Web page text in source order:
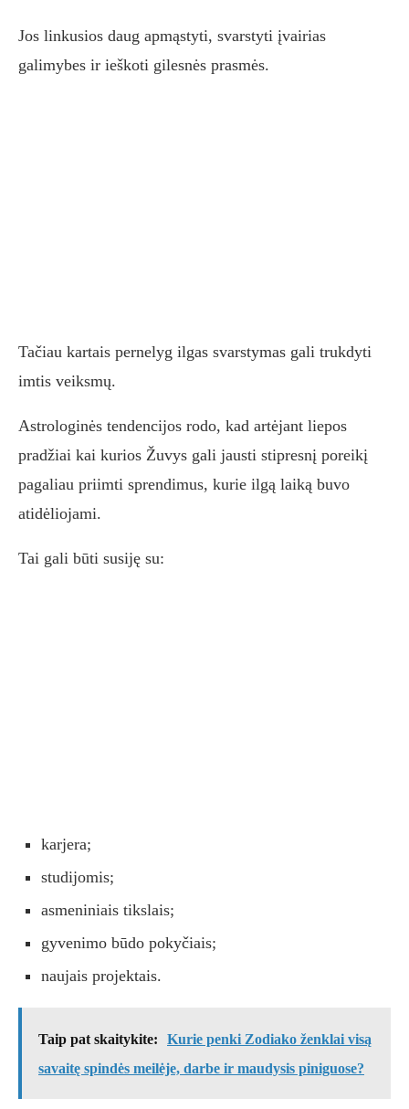
Jos linkusios daug apmąstyti, svarstyti įvairias
galimybes ir ieškoti gilesnės prasmės.
Tačiau kartais pernelyg ilgas svarstymas gali trukdyti
imtis veiksmų.
Astrologinės tendencijos rodo, kad artėjant liepos
pradžiai kai kurios Žuvys gali jausti stipresnį poreikį
pagaliau priimti sprendimus, kurie ilgą laiką buvo
atidėliojami.
Tai gali būti susiję su:
karjera;
studijomis;
asmeniniais tikslais;
gyvenimo būdo pokyčiais;
naujais projektais.
Taip pat skaitykite:
Kurie penki Zodiako ženklai visą
savaitę spindės meilėje, darbe ir maudysis piniguose?